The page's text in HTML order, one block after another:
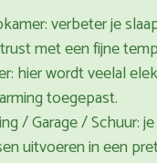
verbeter je
met een fijne
hier wordt veelal
toegepast.
/ Garage / Schuur:
uitvoeren in een